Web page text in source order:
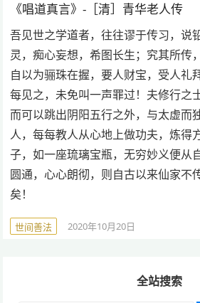
《唱道真言》-［清］青华老人传
吾见世之学道者，往往谬于传习，说
灵，痴心妄想，希图长生；究其所传
自以为骊珠在握，要人财宝，受人礼
每见之，未免叫一声罪过！夫修行之
而可以跳出阴阳五行之外，与太虚而
人，每每教人从心地上做功夫，炼得
子，如一座琉璃宝瓶，无穷妙义便从
圆通，心心朗彻，则自古以来仙家不
矣！
世间善法 2020年10月20日
全站搜索